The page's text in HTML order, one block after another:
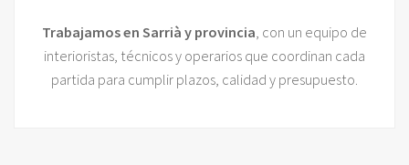
Trabajamos en Sarrià y provincia , con un equipo de
interioristas, técnicos y operarios que coordinan cada
partida para cumplir plazos, calidad y presupuesto.